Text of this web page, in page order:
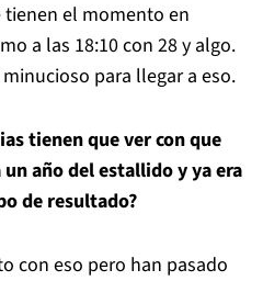
el momento en
a las 18:10 con 28 y algo.
para llegar a eso.
tienen que ver con que
año del estallido y ya era
de resultado?
con eso pero han pasado